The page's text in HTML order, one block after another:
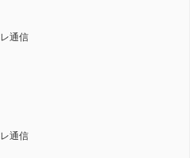
通信
通信